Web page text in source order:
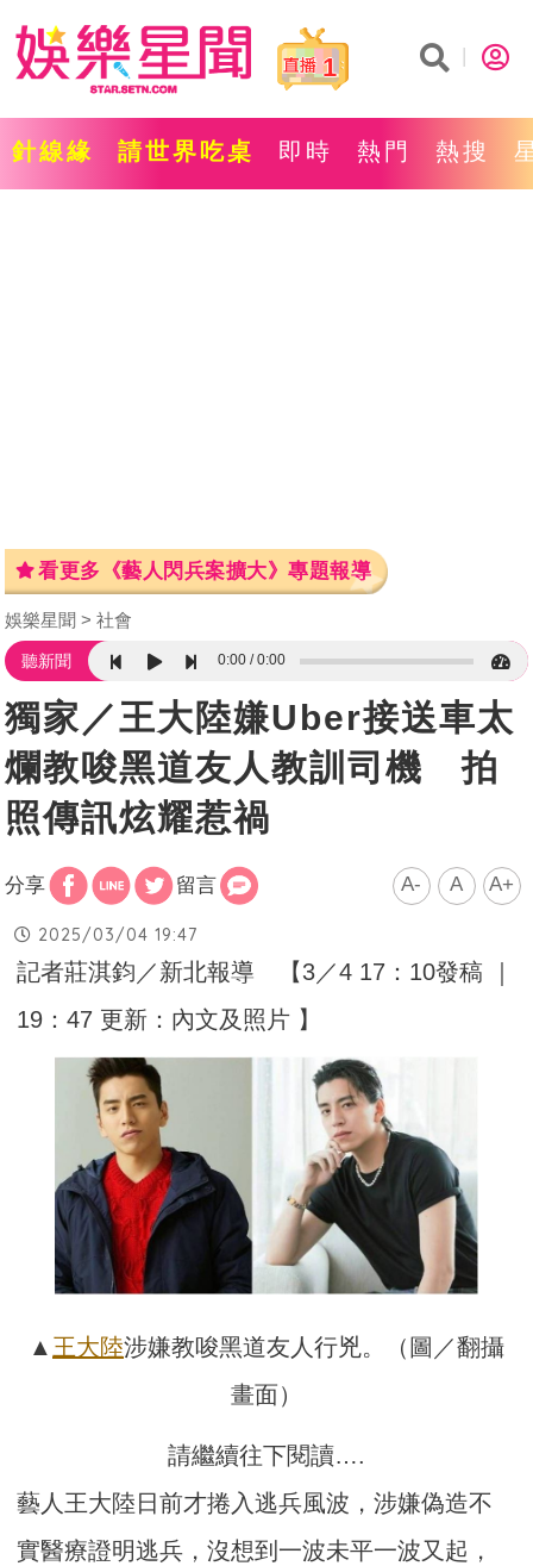
1
針線緣 請世界吃桌 即時 熱門 熱搜
看更多《藝人閃兵案擴大》專題報導
娛樂星聞 社會
聽新聞 0:00 0:00
獨家／王大陸嫌Uber接送車太
爛教唆黑道友人教訓司機 拍
照傳訊炫耀惹禍
分享 留言 A- A A+
2025/03/04 19:47
記者莊淇鈞／新北報導 【3／4 17：10發稿 ｜
19：47 更新：內文及照片 】
▲ 王大陸涉嫌教唆黑道友人行兇。（圖／翻攝
畫面）
請繼續往下閱讀….
藝人王大陸日前才捲入逃兵風波，涉嫌偽造不
實醫療證明逃兵，沒想到一波未平一波又起，